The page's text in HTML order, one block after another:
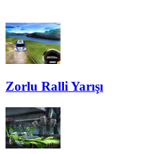
Zorlu Ralli Yarışı